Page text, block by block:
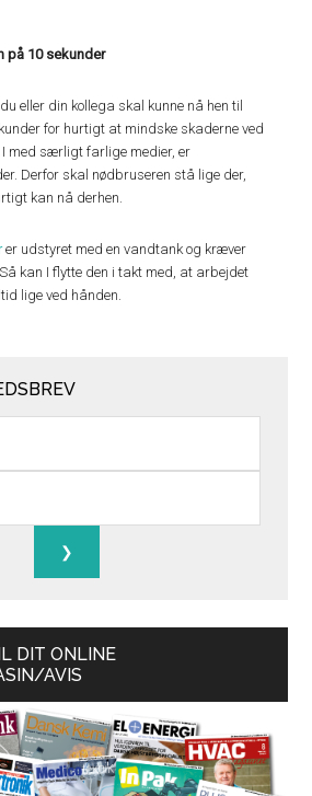
på 10 sekunder
eller din kollega skal kunne nå hen til
for hurtigt at mindske skaderne ved
I med særligt farlige medier, er
Derfor skal nødbruseren stå lige der,
kan nå derhen.
er udstyret med en vandtank og kræver
kan I flytte den i takt med, at arbejdet
lige ved hånden.
DIT ONLINE
AVIS